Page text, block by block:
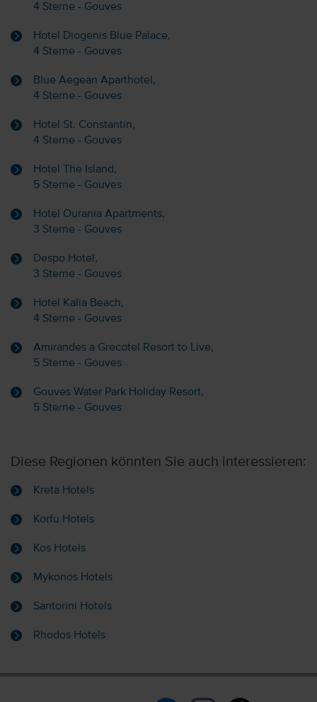
4 Sterne - Gouves
Hotel Diogenis Blue Palace,
4 Sterne - Gouves
Blue Aegean Aparthotel,
4 Sterne - Gouves
Hotel St. Constantin,
4 Sterne - Gouves
Hotel The Island,
5 Sterne - Gouves
Hotel Ourania Apartments,
3 Sterne - Gouves
Despo Hotel,
3 Sterne - Gouves
Hotel Kalia Beach,
4 Sterne - Gouves
Amirandes a Grecotel Resort to Live,
5 Sterne - Gouves
Gouves Water Park Holiday Resort,
5 Sterne - Gouves
Diese Regionen könnten Sie auch interessieren:
Kreta Hotels
Korfu Hotels
Kos Hotels
Mykonos Hotels
Santorini Hotels
Rhodos Hotels